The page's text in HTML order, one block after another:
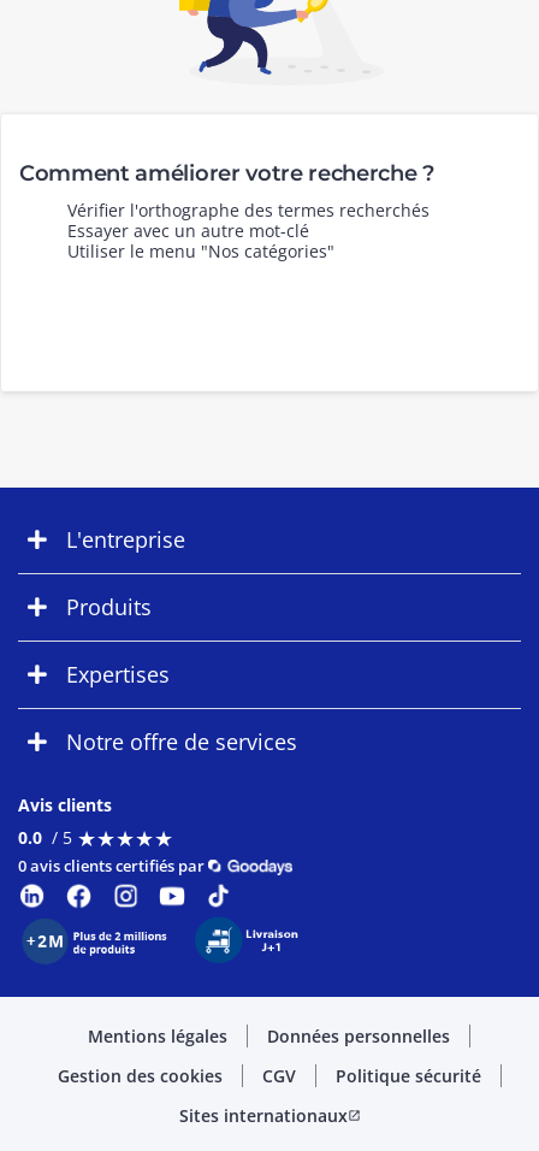
Comment améliorer votre recherche ?
Vérifier l'orthographe des termes recherchés
Essayer avec un autre mot-clé
Utiliser le menu "Nos catégories"
L'entreprise
Produits
Expertises
Notre offre de services
Avis clients
0.0 / 5 ★★★★★
★★★★★
0 avis clients certifiés par
Mentions légales
Données personnelles
Gestion des cookies
CGV
Politique sécurité
Sites internationauxopen_in_new